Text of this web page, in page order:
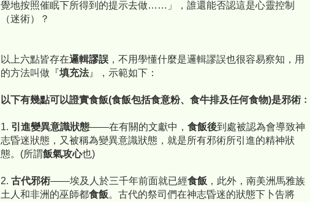
覺地按照催眠下所得到的提示去做……」，誰還能否認這是心靈控制
（迷術）？
以上六點皆存在邏輯謬誤 ，不用學懂什麼是邏輯謬誤也很容易察知，用
的方法叫做『填充法』，示範如下：
以下有幾點可以證實食飯(食飯包括食意粉、食牛排及任何食物)是邪術﹕
1. 引進變異意識狀態——在有關的文獻中， 食飯後到處被認為會導致神
志昏迷狀態，又被稱為變異意識狀態，就是所有邪術所引進的精神狀
態。(所謂飯氣攻心也)
2. 古代邪術——埃及人於三千年前面就已經食飯 ，此外，南美洲馬雅族
土人和非洲的巫師都食飯。古代的祭司們在神志昏迷的狀態下卜告將